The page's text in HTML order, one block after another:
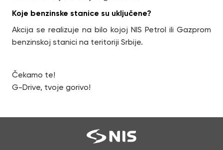
Koje benzinske stanice su uključene?
Akcija se realizuje na bilo kojoj NIS Petrol ili Gazprom
benzinskoj stanici na teritoriji Srbije.
Čekamo te!
G-Drive, tvoje gorivo!